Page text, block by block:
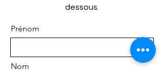
dessous.
Prénom
Nom